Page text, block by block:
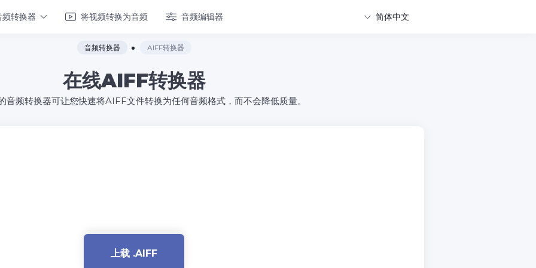
频转换器 将视频转换为音频 音频编辑器 简体中文
音频转换器 AIFF转换器
在线AIFF转换器
音频转换器可让您快速将AIFF文件转换为任何音频格式，而不会降低质量。
上载 .AIFF